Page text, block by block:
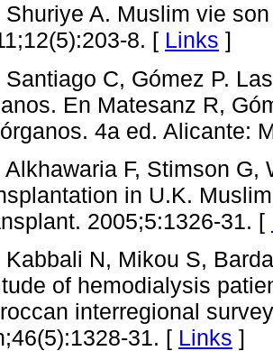
Shuriye A. Muslim vie
8. [ Links ]
Santiago C, Gómez P.
En Matesanz R,
4a ed. Alicante:
Alkhawaria F, Stimson G,
in U.K.
2005;5:1326-31. [
Kabbali N, Mikou S,
of hemodialysis
interregional
31. [ Links ]